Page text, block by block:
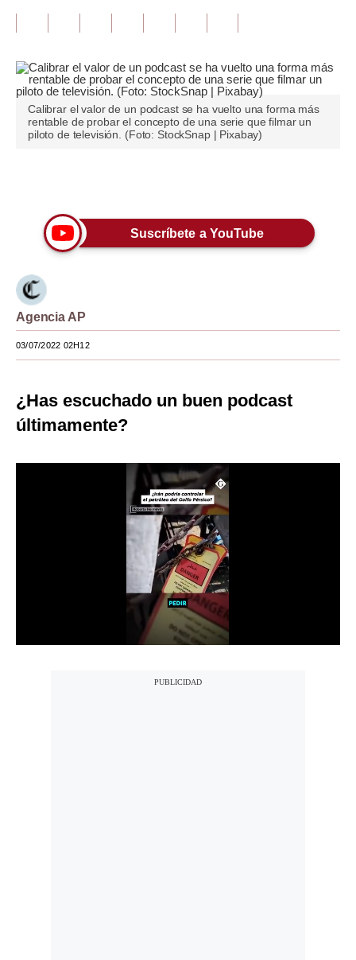
Opinión
Editorial
Pregunta de hoy
Blogs
Viajes
Moda
Estilos
Mundo
EEUU
Calibrar el valor de un podcast se ha vuelto una forma más
rentable de probar el concepto de una serie que filmar un
piloto de televisión. (Foto: StockSnap | Pixabay)
Suscríbete a YouTube
Agencia AP
03/07/2022 02H12
¿Has escuchado un buen podcast
últimamente?